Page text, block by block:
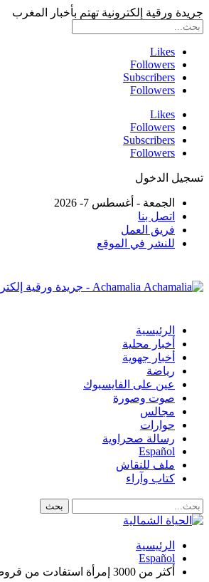
جريدة ورقية إلكترونية تهتم بأخبار المغرب
Likes
Followers
Subscribers
Followers
Likes
Followers
Subscribers
Followers
تسجيل الدخول
الجمعة - أغسطس 7- 2026
اتصل بنا
فريق العمل
للنشر في الموقع
Achamalia - جريدة ورقية إلكترونية تهتم بأخبار المغرب
الرئيسية
أخبار محلية
أخبار جهوية
رياضة
عين على الفايسبوك
صوت وصورة
مجالس
حوارات
رسالة صحراوية
Español
ملف للنقاش
كتاب وآراء
الرئيسية
Español
أكثر من 3000 إمرأة استفادت من قروض البنك السعودي للتسليف في مشاريع ناشئة